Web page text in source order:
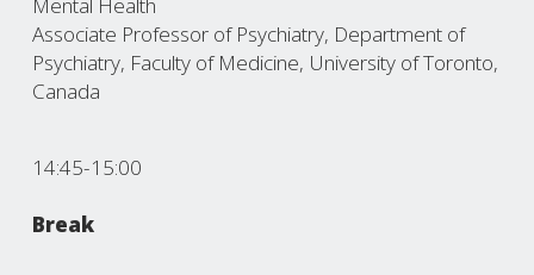
Associate Professor of Psychiatry, Department of
Psychiatry, Faculty of Medicine, University of Toronto,
Canada
14:45-15:00
Break